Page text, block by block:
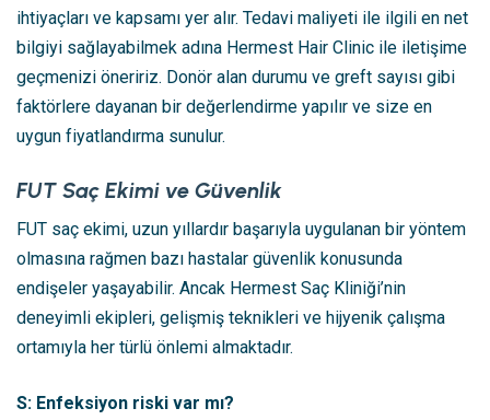
ihtiyaçları ve kapsamı yer alır. Tedavi maliyeti ile ilgili en net
bilgiyi sağlayabilmek adına Hermest Hair Clinic ile iletişime
geçmenizi öneririz. Donör alan durumu ve greft sayısı gibi
faktörlere dayanan bir değerlendirme yapılır ve size en
uygun fiyatlandırma sunulur.
FUT Saç Ekimi ve Güvenlik
FUT saç ekimi, uzun yıllardır başarıyla uygulanan bir yöntem
olmasına rağmen bazı hastalar güvenlik konusunda
endişeler yaşayabilir. Ancak Hermest Saç Kliniği’nin
deneyimli ekipleri, gelişmiş teknikleri ve hijyenik çalışma
ortamıyla her türlü önlemi almaktadır.
S: Enfeksiyon riski var mı?